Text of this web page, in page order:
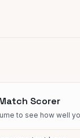
Scorer
to see how well